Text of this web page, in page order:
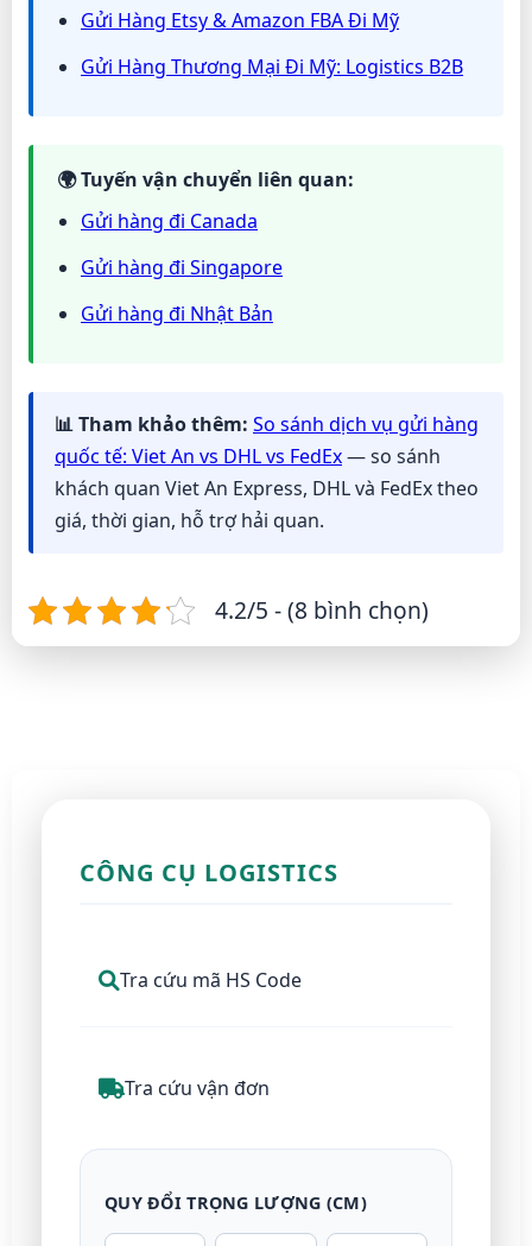
Gửi Hàng Etsy & Amazon FBA Đi Mỹ
Gửi Hàng Thương Mại Đi Mỹ: Logistics B2B
🌍 Tuyến vận chuyển liên quan:
Gửi hàng đi Canada
Gửi hàng đi Singapore
Gửi hàng đi Nhật Bản
📊 Tham khảo thêm: So sánh dịch vụ gửi hàng
quốc tế: Viet An vs DHL vs FedEx— so sánh
khách quan Viet An Express, DHL và FedEx theo
giá, thời gian, hỗ trợ hải quan.
4.2/5 - (8 bình chọn)
CÔNG CỤ LOGISTICS
Tra cứu mã HS Code
Tra cứu vận đơn
QUY ĐỔI TRỌNG LƯỢNG (CM)